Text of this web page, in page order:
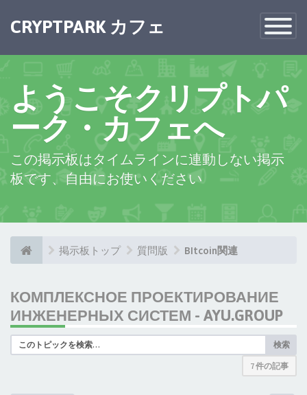
Toggle
CRYPTPARK カフェ
ようこそクリプトパ
ーク・カフェへ
この掲示板はタイムラインに連動しない掲示
板です、自由にお使いください
掲示板トップ 質問版 BItcoin関連
КОМПЛЕКСНОЕ ПРОЕКТИРОВАНИЕ
ИНЖЕНЕРНЫХ СИСТЕМ - AYU.GROUP
検索
7 件の記事